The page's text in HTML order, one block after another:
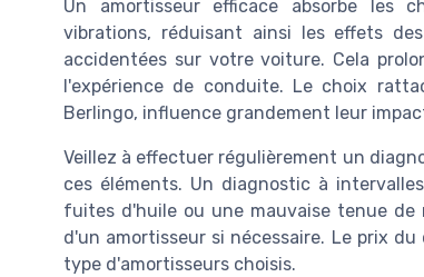
Un amortisseur efficace absorbe les
vibrations, réduisant ainsi les effets
accidentées sur votre voiture. Cela
l'expérience de conduite. Le choix
Berlingo, influence grandement leur
Veillez à effectuer régulièrement un
ces éléments. Un diagnostic à
fuites d'huile ou une mauvaise tenue de
d'un amortisseur si nécessaire. Le prix
type d'amortisseurs choisis.